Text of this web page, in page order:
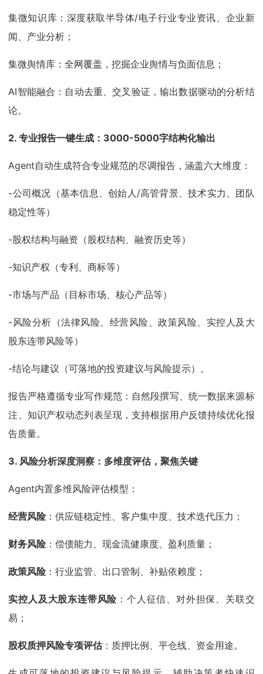
集微知识库：深度获取半导体/电子行业专业资讯、企业新
闻、产业分析；
集微舆情库：全网覆盖，挖掘企业舆情与负面信息；
AI智能融合：自动去重、交叉验证，输出数据驱动的分析结
论。
2. 专业报告一键生成：3000-5000字结构化输出
Agent自动生成符合专业规范的尽调报告，涵盖六大维度：
-公司概况（基本信息、创始人/高管背景、技术实力、团队
稳定性等）
-股权结构与融资（股权结构、融资历史等）
-知识产权（专利、商标等）
-市场与产品（目标市场、核心产品等）
-风险分析（法律风险、经营风险、政策风险、实控人及大
股东连带风险等）
-结论与建议（可落地的投资建议与风险提示）。
报告严格遵循专业写作规范：自然段撰写、统一数据来源标
注、知识产权动态列表呈现，支持根据用户反馈持续优化报
告质量。
3. 风险分析深度洞察：多维度评估，聚焦关键
Agent内置多维风险评估模型：
经营风险：供应链稳定性、客户集中度、技术迭代压力；
财务风险：偿债能力、现金流健康度、盈利质量；
政策风险：行业监管、出口管制、补贴依赖度；
实控人及大股东连带风险 ：个人征信、对外担保、关联交
易；
股权质押风险专项评估：质押比例、平仓线、资金用途。